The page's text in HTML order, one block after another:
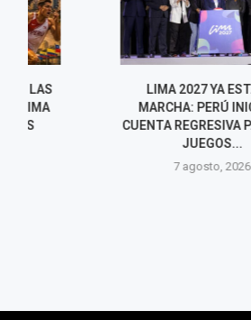
LIMA 2027 YA ESTÁ EN
MARCHA: PERÚ INICIÓ LA
CUENTA REGRESIVA PARA LOS
EL